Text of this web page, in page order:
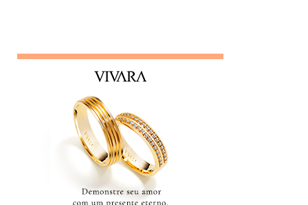
e está sempre metida em confusões. Colegas assim
raramente contribuem para a equipe - mantenha distância e
foque no seu trabalho. Impac...